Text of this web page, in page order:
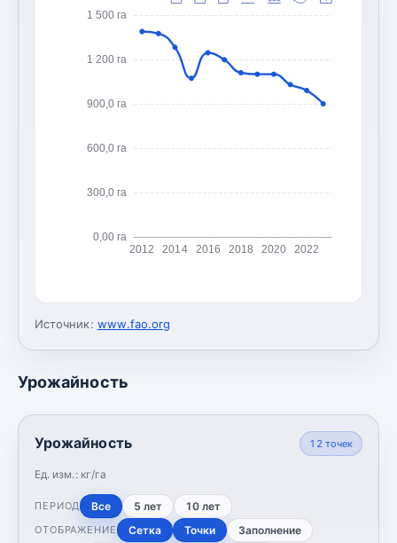
0,00 га
300,0 га
600,0 га
900,0 га
1 200 га
1 500 га
2012 2014 2016 2018 2020 2022
Источник: www.fao.org
Урожайность
Урожайность
Ед. изм.: кг/га
12 точек
ПЕРИОД Все 5 лет 10 лет
ОТОБРАЖЕНИЕ Сетка Точки Заполнение